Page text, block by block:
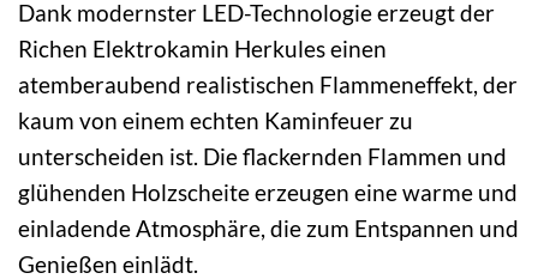
Dank modernster LED-Technologie erzeugt der
Richen Elektrokamin Herkules einen
atemberaubend realistischen Flammeneffekt, der
kaum von einem echten Kaminfeuer zu
unterscheiden ist. Die flackernden Flammen und
glühenden Holzscheite erzeugen eine warme und
einladende Atmosphäre, die zum Entspannen und
Genießen einlädt.